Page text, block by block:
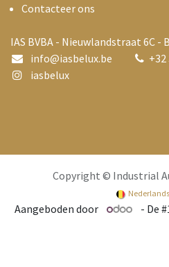
Contacteer ons
IAS BVBA - Nieuwlandstraat 6C -
info@iasbelux.be +
iasbelux
Copyright © Industrial
Aangeboden door - De